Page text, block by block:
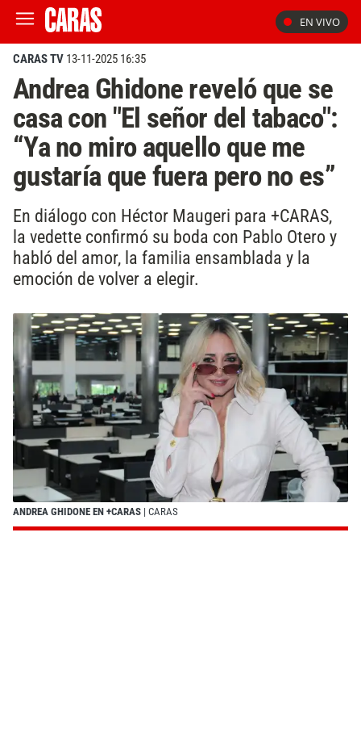
EN VIVO
CARAS TV 13-11-2025 16:35
Andrea Ghidone reveló que se
casa con "El señor del tabaco":
“Ya no miro aquello que me
gustaría que fuera pero no es”
En diálogo con Héctor Maugeri para +CARAS,
la vedette confirmó su boda con Pablo Otero y
habló del amor, la familia ensamblada y la
emoción de volver a elegir.
ANDREA GHIDONE EN +CARAS | CARAS